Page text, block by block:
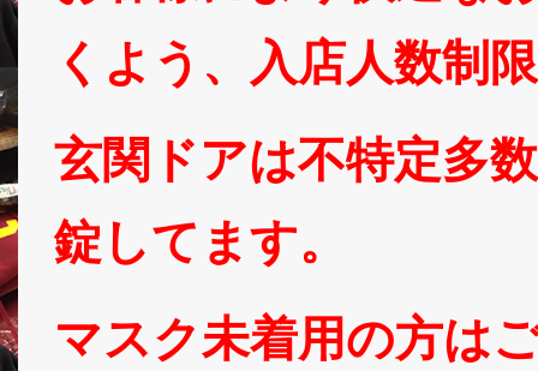
くよう、入店人数制
玄関ドアは不特定多
錠してます。
マスク未着用の方は